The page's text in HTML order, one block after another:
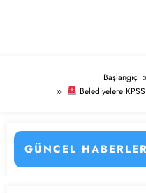
Başlangıç
Belediyelere
GÜNCEL HABERLER
Şartlar ve Başvuru
ve KPSS’siz 4.397 Temizlik